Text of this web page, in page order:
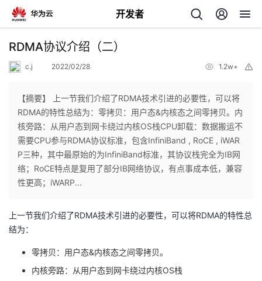
开发者
返
个
人
页
我
开
发
RDMA协议介绍（二）
c.j 2022/02/28 1.2w+
【摘要】 上一节我们介绍了RDMA技术引进的必要性，可以将
RDMA的特性总结为：零拷贝：用户态&内核态之间零拷贝。内
核旁路：从用户态到网卡绕过内核OS栈CPU卸载：数据搬运不
需要CPU参与RDMA协议标准，包含InfiniBand , RoCE , iWAR
P三种，其中最原始的为InfiniBand标准，其协议栈完全为IB网
络；RoCE特点是复用了部分IB网络协议，有点事成本低，兼容
性更高；iWARP...
上一节我们介绍了RDMA技术引进的必要性，可以将RDMA的特性总
结为：
零拷贝：用户态&内核态之间零拷贝。
内核旁路：从用户态到网卡绕过内核OS栈